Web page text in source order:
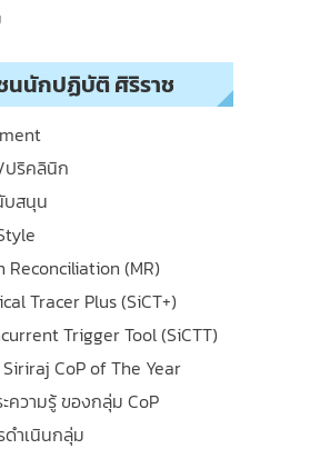
นักปฏิบัติ ศิริราช
ปริคลินิก
บสนุน
Reconciliation (MR)
Tracer Plus (SiCT+)
Trigger Tool (SiCTT)
CoP of The Year
ความรู้ ของกลุ่ม CoP
ำเนินกลุ่ม